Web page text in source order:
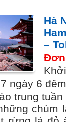
Hà
–
Đơn
ngày 6 đêm
trung
chùm